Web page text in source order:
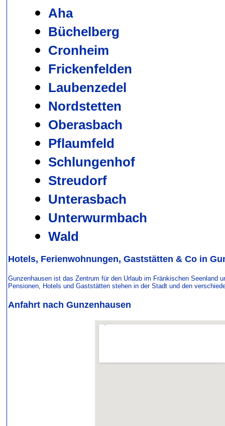
A ha
Büchelberg
Cronheim
Frickenfelden
Laubenzedel
Nordstetten
Oberasbach
Pflaumfeld
Schlungenhof
Streudorf
Unterasbach
Unterwurmbach
Wald
Hotels, Ferienwohnungen, Gaststätten & Co in
Gunzenhausen ist das Zentrum für den Urlaub im Fränkischen Seenland
Pensionen, Hotels und Gaststätten stehen in der Stadt und den
Anfahrt nach Gunzenhausen